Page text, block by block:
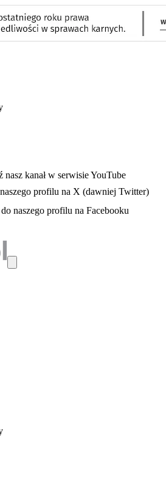
nowej karcie
się w nowej karcie
nasz kanał w serwisie YouTube
karcie profilu na X (dawniej Twitter)
się w nowej karcie
naszego profilu na Facebooku
nowej karcie